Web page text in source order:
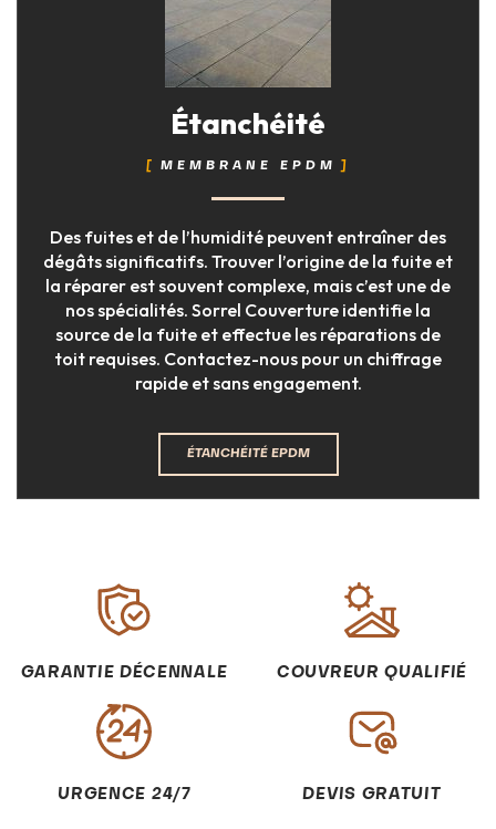
Étanchéité
MEMBRANE EPDM
Des fuites et de l’humidité peuvent entraîner des
dégâts significatifs. Trouver l’origine de la fuite et
la réparer est souvent complexe, mais c’est une de
nos spécialités. Sorrel Couverture identifie la
source de la fuite et effectue les réparations de
toit requises. Contactez-nous pour un chiffrage
rapide et sans engagement.
ÉTANCHÉITÉ EPDM
GARANTIE DÉCENNALE COUVREUR QUALIFIÉ
URGENCE 24/7 DEVIS GRATUIT